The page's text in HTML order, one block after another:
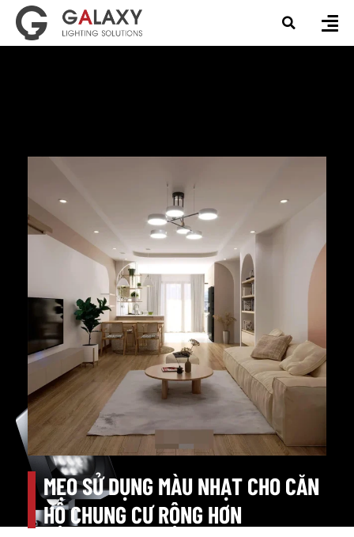
MẸO SỬ DỤNG MÀU NHẠT CHO CĂN
HỘ CHUNG CƯ RỘNG HƠN